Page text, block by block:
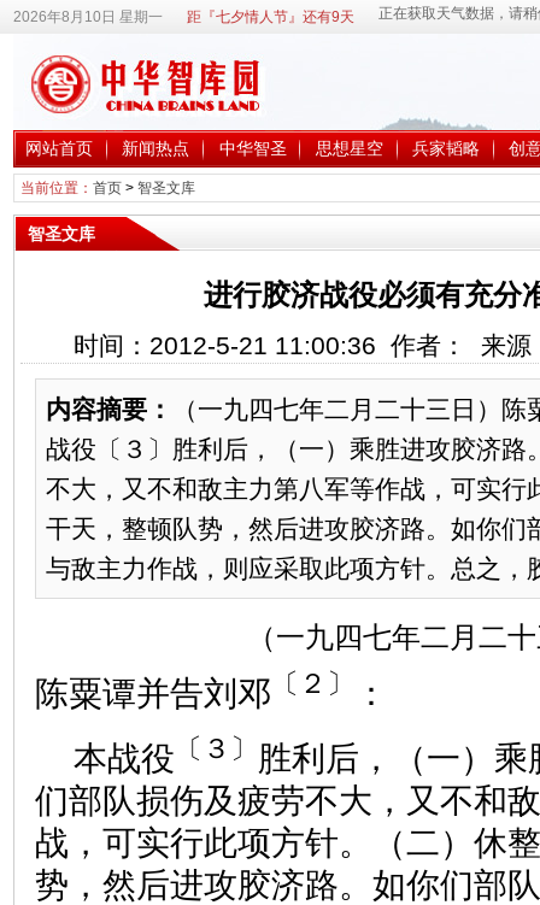
2026年8月10日 星期一 距『七夕情人节』还有9天
网站首页 新闻热点 中华智圣 思想星空 兵家韬略 创
当前位置： 首页> 智圣文库
智圣文库
进行胶济战役必须有充分
时间：2012-5-21 11:00:36 作者： 来
内容摘要：
（一九四七年二月二十三日）
战役〔３〕胜利后，（一）乘胜进攻胶济路
不大，又不和敌主力第八军等作战，可实行
干天，整顿队势，然后进攻胶济路。如你们
与敌主力作战，则应采取此项方针。总之，
（一九四七年二月二
陈粟谭并告刘邓 〔２〕
：
本战役 〔３〕 胜利后，（一）
们部队损伤及疲劳不大，又不和
战，可实行此项方针。（二）休
势，然后进攻胶济路。如你们部